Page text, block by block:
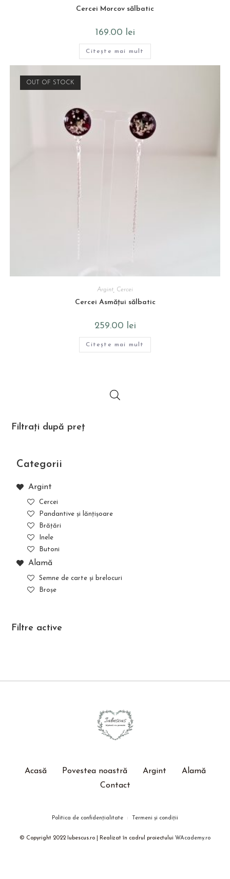
Cercei Morcov sălbatic
169.00 lei
Citește mai mult
OUT OF STOCK
Argint Cercei
Cercei Asmățui sălbatic
259.00 lei
Citește mai mult
Filtrați după preț
Categorii
Argint
Cercei
Pandantive și lănțișoare
Brățări
Inele
Butoni
Alamă
Semne de carte și brelocuri
Broșe
Filtre active
Acasă Povestea noastră Argint
Alamă
Contact
Politica de confidențialitate Termeni și condiții
© Copyright 2022 Iubescus.ro | Realizat în cadrul proiectului WAcademy.ro